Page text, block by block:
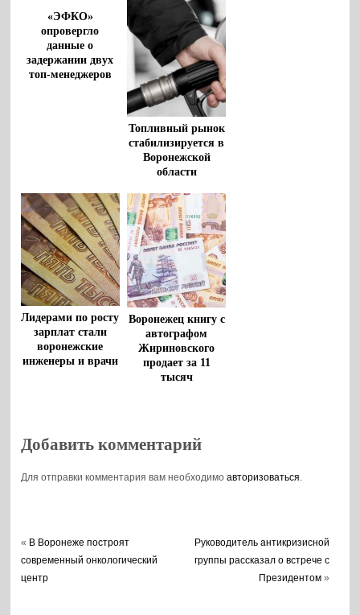
«ЭФКО»
опровергло
данные о
задержании двух
топ-менеджеров
Топливный рынок
стабилизируется в
Воронежской
области
Лидерами по росту
зарплат стали
воронежские
инженеры и врачи
Воронежец книгу с
автографом
Жириновского
продает за 11
тысяч
Добавить комментарий
Для отправки комментария вам необходимоавторизоваться.
« В Воронеже построят
современный онкологический
центр
Руководитель антикризисной
группы рассказал о встрече с
Президентом »